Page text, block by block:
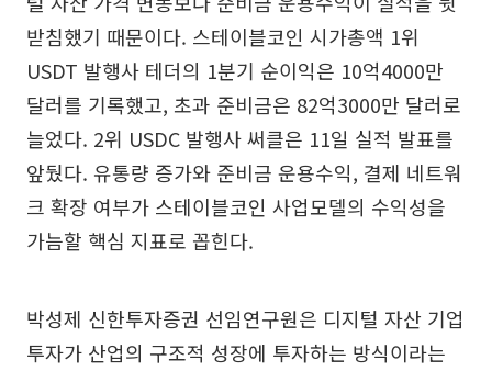
받침했기 때문이다. 스테이블코인 시가총액 1위
USDT 발행사 테더의 1분기 순이익은 10억4000만
달러를 기록했고, 초과 준비금은 82억3000만 달러로
늘었다. 2위 USDC 발행사 써클은 11일 실적 발표를
앞뒀다. 유통량 증가와 준비금 운용수익, 결제 네트워
크 확장 여부가 스테이블코인 사업모델의 수익성을
가늠할 핵심 지표로 꼽힌다.
박성제 신한투자증권 선임연구원은 디지털 자산 기업
투자가 산업의 구조적 성장에 투자하는 방식이라는